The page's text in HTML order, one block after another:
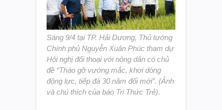
Sáng 9/4 tại TP. Hải Dương, Thủ tướng
Chính phủ Nguyễn Xuân Phúc tham dự
Hội nghị đối thoại với nông dân có chủ
đề “Tháo gỡ vướng mắc, khơi dòng
động lực, tiếp đà 30 năm đổi mới”. (Ảnh
và chú thích của báo Tri Thức Trẻ).